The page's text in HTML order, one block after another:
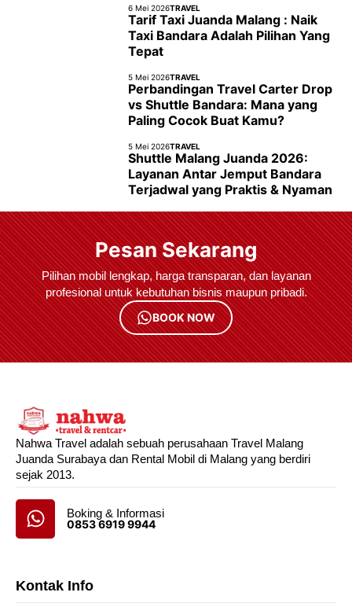
6 Mei 2026TRAVEL
Tarif Taxi Juanda Malang : Naik
Taxi Bandara Adalah Pilihan Yang
Tepat
5 Mei 2026TRAVEL
Perbandingan Travel Carter Drop
vs Shuttle Bandara: Mana yang
Paling Cocok Buat Kamu?
5 Mei 2026TRAVEL
Shuttle Malang Juanda 2026:
Layanan Antar Jemput Bandara
Terjadwal yang Praktis & Nyaman
Pesan Sekarang
Pilihan mobil lengkap, harga transparan, dan layanan
profesional untuk kebutuhan bisnis maupun pribadi.
BOOK NOW
Nahwa Travel adalah sebuah perusahaan Travel Malang
Juanda Surabaya dan Rental Mobil di Malang yang berdiri
sejak 2013.
Boking & Informasi
0853 6919 9944
Kontak Info